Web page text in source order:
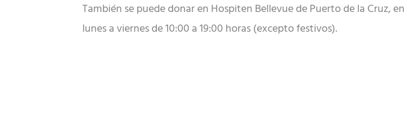
También se puede donar en Hospiten Bellevue de Puerto de la Cruz,
lunes a viernes de 10:00 a 19:00 horas (excepto festivos).